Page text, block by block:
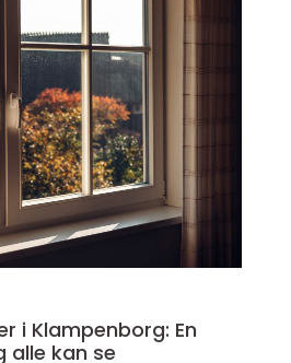
i Klampenborg: En
alle kan se